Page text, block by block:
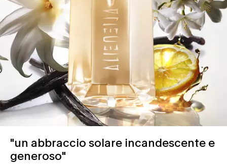
"un abbraccio solare incandescente e
generoso"